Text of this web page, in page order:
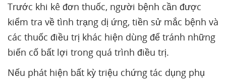
Trước khi kê đơn thuốc, người bệnh cần được
kiểm tra về tình trạng dị ứng, tiền sử mắc bệnh và
các thuốc điều trị khác hiện dùng để tránh những
biến cố bất lợi trong quá trình điều trị.
Nếu phát hiện bất kỳ triệu chứng tác dụng phụ